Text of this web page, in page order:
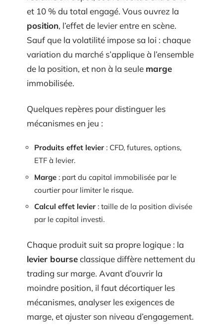
et 10 % du total engagé. Vous ouvrez la
position, l’effet de levier entre en scène.
Sauf que la volatilité impose sa loi : chaque
variation du marché s’applique à l’ensemble
de la position, et non à la seule marge
immobilisée.
Quelques repères pour distinguer les
mécanismes en jeu :
Produits effet levier : CFD, futures, options,
ETF à levier.
Marge : part du capital immobilisée par le
courtier pour limiter le risque.
Calcul effet levier : taille de la position divisée
par le capital investi.
Chaque produit suit sa propre logique : la
levier bourseclassique diffère nettement du
trading sur marge. Avant d’ouvrir la
moindre position, il faut décortiquer les
mécanismes, analyser les exigences de
marge, et ajuster son niveau d’engagement.